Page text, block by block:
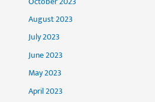
August 2023
July 2023
June 2023
May 2023
April 2023